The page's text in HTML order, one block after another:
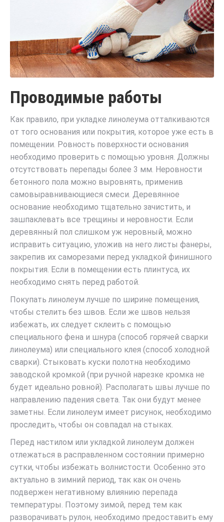
Проводимые работы
Как правило, при укладке линолеума отталкиваются
от того основания или покрытия, которое уже есть в
помещении. Ровность поверхности основания
необходимо проверить с помощью уровня. Должны
отсутствовать перепады более 3 мм. Неровности
бетонного пола можно выровнять, применив
самовыравнивающиеся смеси. Деревянное
основание необходимо тщательно зачистить, и
зашпаклевать все трещины и неровности. Если
деревянный пол слишком уж неровный, можно
исправить ситуацию, уложив на него листы фанеры,
закрепив их саморезами перед укладкой финишного
покрытия. Если в помещении есть плинтуса, их
необходимо снять перед работой.
Покупать линолеум лучше по ширине помещения,
чтобы стелить без швов. Если же швов нельзя
избежать, их следует склеить с помощью
специального фена и шнура (способ горячей сварки
линолеума) или специального клея (способ холодной
сварки). Стыковать куски полотна необходимо
заводской кромкой (при ручной нарезке кромка не
будет идеально ровной). Располагать швы лучше по
направлению падения света. Так они будут менее
заметны. Если линолеум имеет рисунок, необходимо
проследить, чтобы он совпадал на стыках.
Перед настилом или укладкой линолеум должен
отлежаться в расправленном состоянии примерно
сутки, чтобы избежать волнистости. Особенно это
актуально в зимний период, так как он очень
подвержен негативному влиянию перепада
температуры. Поэтому зимой, перед тем как
разворачивать рулон, необходимо предоставить ему